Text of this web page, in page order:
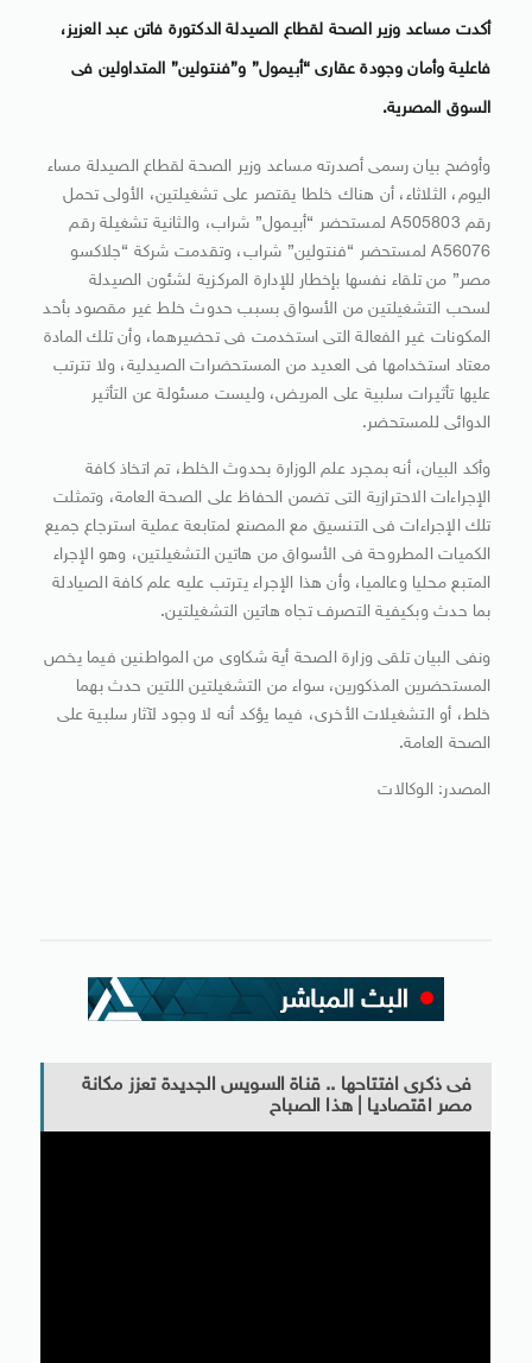
أكدت مساعد وزير الصحة لقطاع الصيدلة الدكتورة فاتن عبد العزيز،
فاعلية وأمان وجودة عقارى “أبيمول” و”فنتولين” المتداولين فى
السوق المصرية.
وأوضح بيان رسمى أصدرته مساعد وزير الصحة لقطاع الصيدلة مساء
اليوم، الثلاثاء، أن هناك خلطا يقتصر على تشغيلتين، الأولى تحمل
رقم A505803 لمستحضر “أبيمول” شراب، والثانية تشغيلة رقم
A56076 لمستحضر “فنتولين” شراب، وتقدمت شركة “جلاكسو
مصر” من تلقاء نفسها بإخطار للإدارة المركزية لشئون الصيدلة
لسحب التشغيلتين من الأسواق بسبب حدوث خلط غير مقصود بأحد
المكونات غير الفعالة التى استخدمت فى تحضيرهما، وأن تلك المادة
معتاد استخدامها فى العديد من المستحضرات الصيدلية، ولا تترتب
عليها تأثيرات سلبية على المريض، وليست مسئولة عن التأثير
الدوائى للمستحضر.
وأكد البيان، أنه بمجرد علم الوزارة بحدوث الخلط، تم اتخاذ كافة
الإجراءات الاحترازية التى تضمن الحفاظ على الصحة العامة، وتمثلت
تلك الإجراءات فى التنسيق مع المصنع لمتابعة عملية استرجاع جميع
الكميات المطروحة فى الأسواق من هاتين التشغيلتين، وهو الإجراء
المتبع محليا وعالميا، وأن هذا الإجراء يترتب عليه علم كافة الصيادلة
بما حدث وبكيفية التصرف تجاه هاتين التشغيلتين.
ونفى البيان تلقى وزارة الصحة أية شكاوى من المواطنين فيما يخص
المستحضرين المذكورين، سواء من التشغيلتين اللتين حدث بهما
خلط، أو التشغيلات الأخرى، فيما يؤكد أنه لا وجود لآثار سلبية على
الصحة العامة.
المصدر: الوكالات
فى ذكرى افتتاحها .. قناة السويس الجديدة تعزز مكانة
مصر اقتصاديا | هذا الصباح